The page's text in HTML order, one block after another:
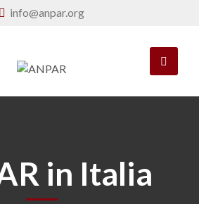
info@anpar.org
in Italia